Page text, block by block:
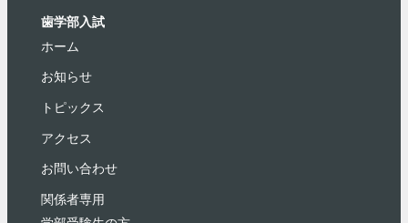
歯学部入試
ホーム
お知らせ
トピックス
アクセス
お問い合わせ
関係者専用